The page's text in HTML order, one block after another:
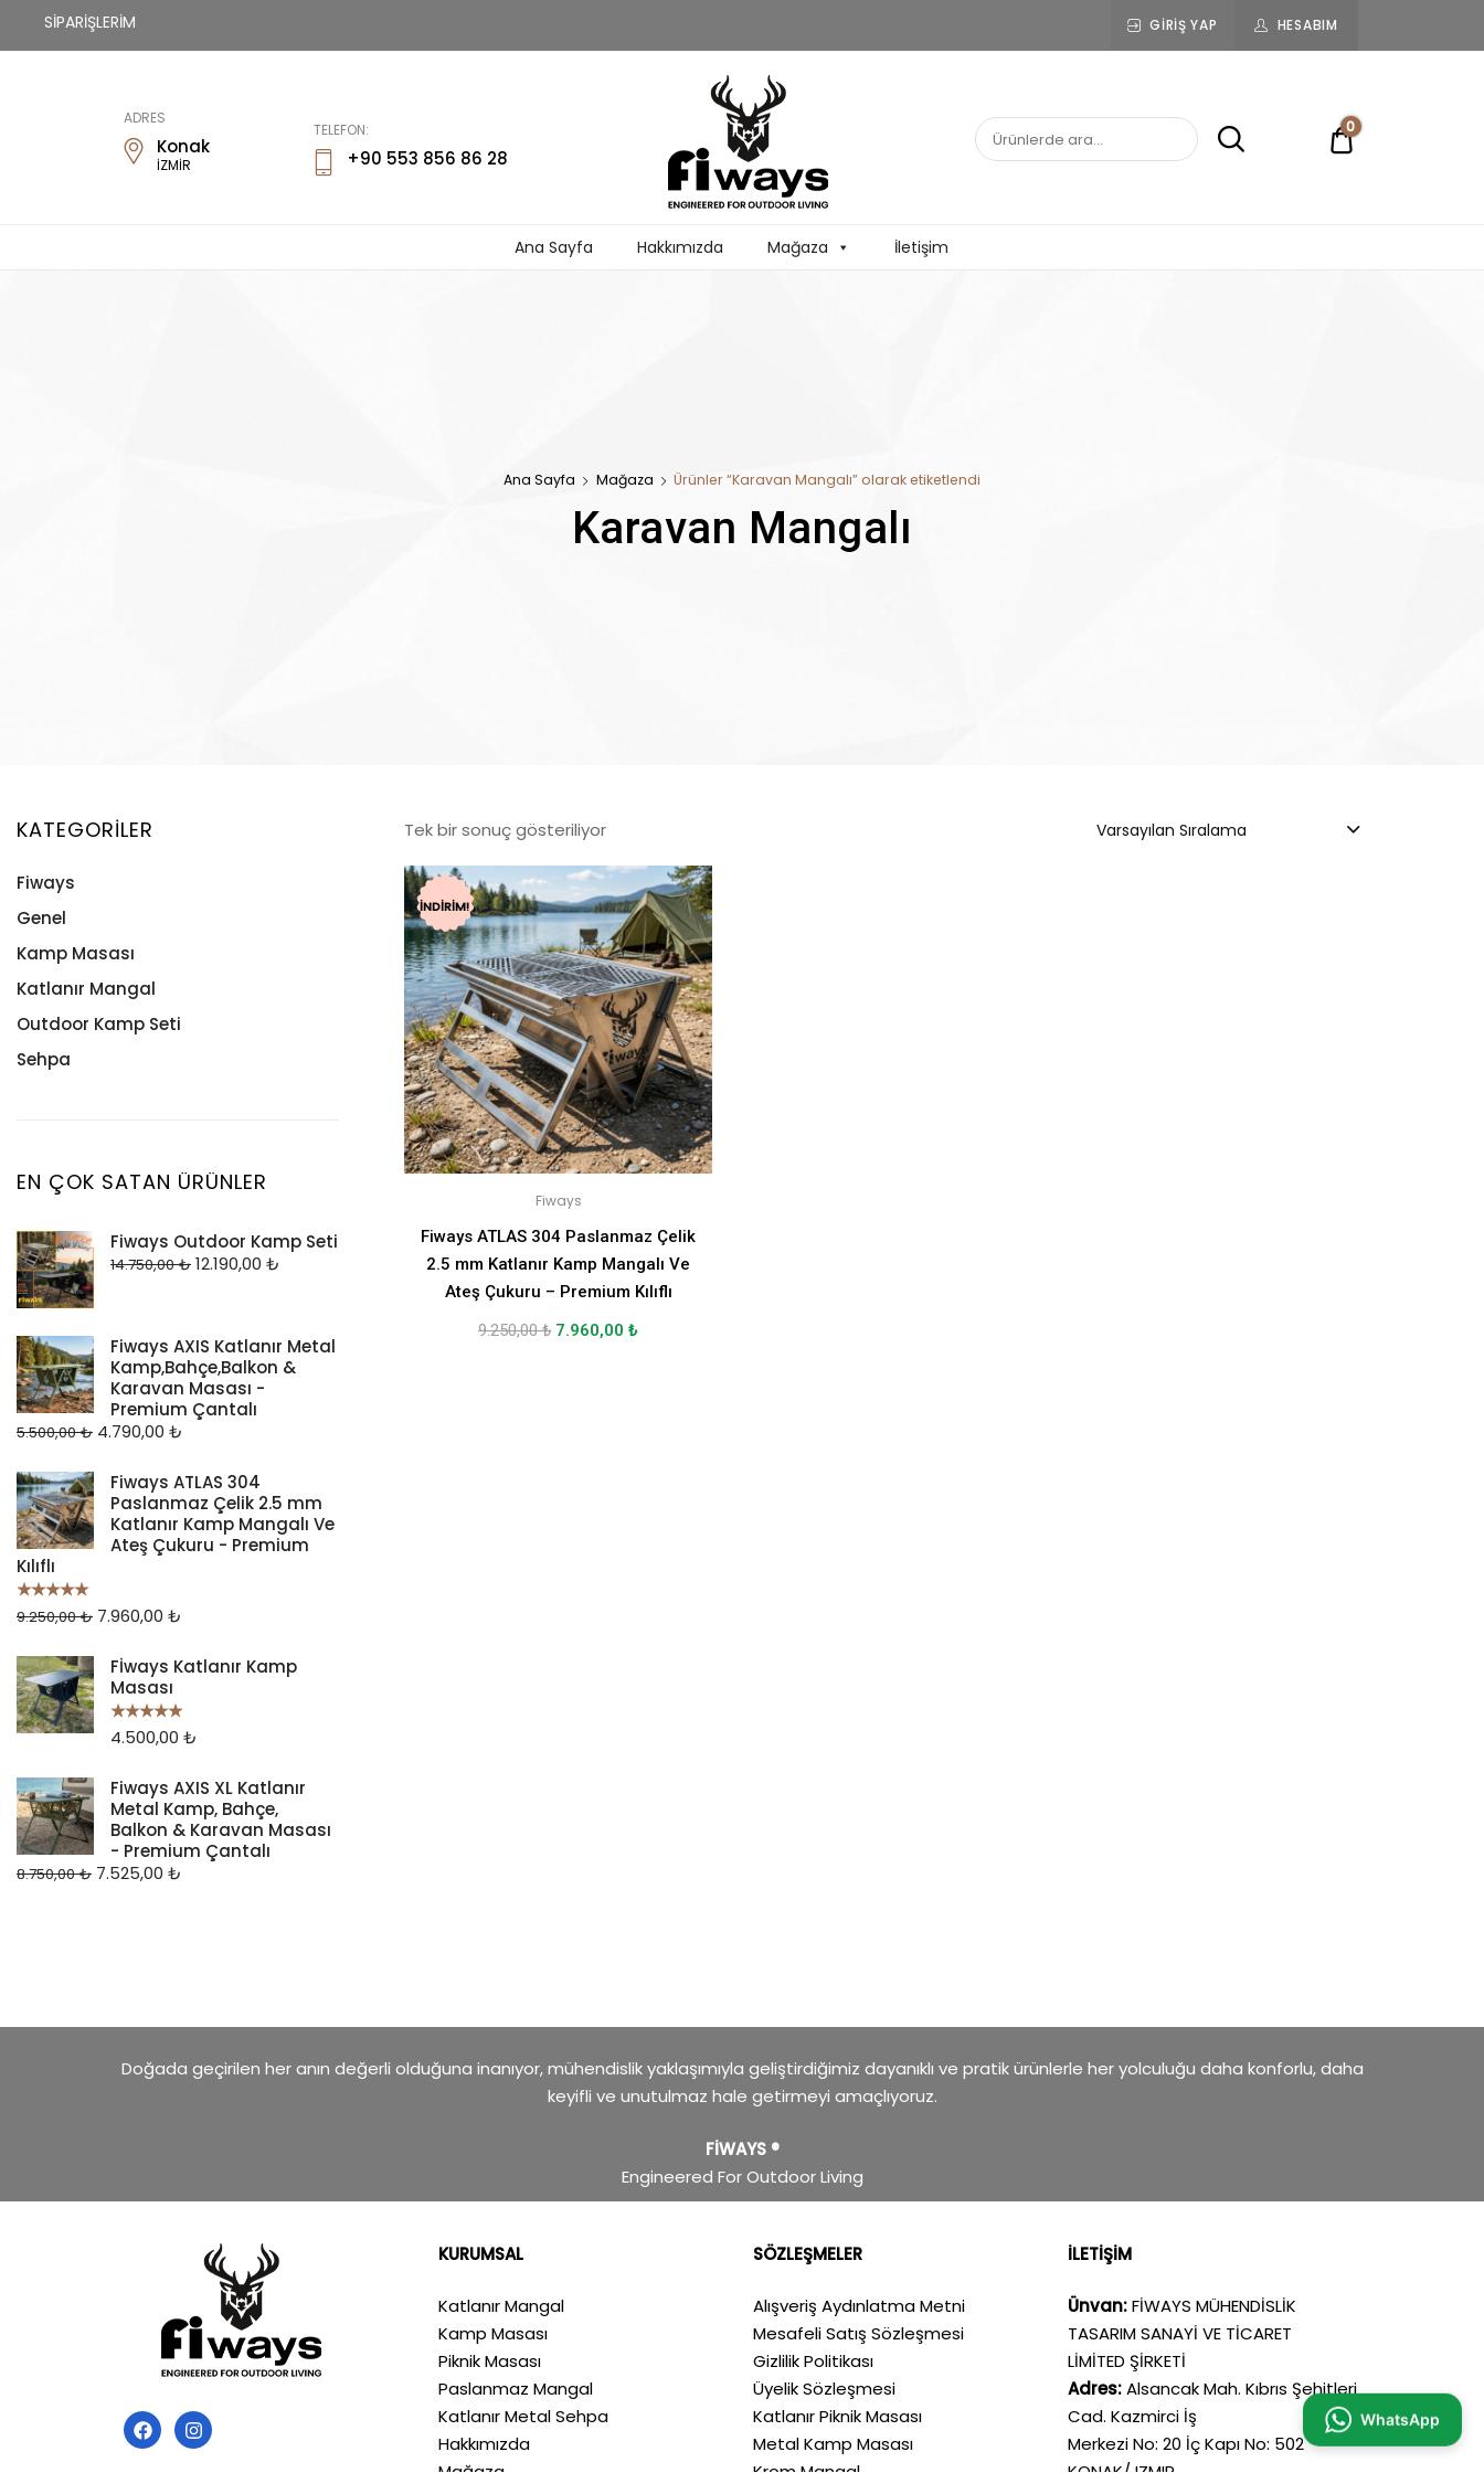
SİPARİŞLERİM GIRIŞ YAP HESABIM
ADRES
Konak
İZMİR
TELEFON:
+90 553 856 86 28
0,00 ₺
0
Ana Sayfa Hakkımızda Mağaza İletişim
Ana Sayfa Mağaza Ürünler “Karavan Mangalı” olarak etiketlendi
Karavan Mangalı
Tek bir sonuç gösteriliyor Varsayılan Sıralama
İNDIRIM!
Fiways
Fiways ATLAS 304 Paslanmaz Çelik
2.5 mm Katlanır Kamp Mangalı Ve
Ateş Çukuru – Premium Kılıflı
9.250,00₺ 7.960,00₺
KATEGORILER
Fiways
Genel
Kamp Masası
Katlanır Mangal
Outdoor Kamp Seti
Sehpa
EN ÇOK SATAN ÜRÜNLER
Fiways Outdoor Kamp Seti
14.750,00₺ 12.190,00 ₺
Fiways AXIS Katlanır Metal
Kamp,Bahçe,Balkon &
Karavan Masası -
Premium Çantalı
5.500,00₺ 4.790,00 ₺
Fiways ATLAS 304
Paslanmaz Çelik 2.5 mm
Katlanır Kamp Mangalı Ve
Ateş Çukuru - Premium
Kılıflı
5 üzerinden
9.250,00₺ 7.960,00 ₺
Fİways Katlanır Kamp
Masası
5 üzerinden
4.500,00 ₺
Fiways AXIS XL Katlanır
Metal Kamp, Bahçe,
Balkon & Karavan Masası
- Premium Çantalı
8.750,00₺ 7.525,00 ₺
Doğada geçirilen her anın değerli olduğuna inanıyor, mühendislik yaklaşımıyla geliştirdiğimiz dayanıklı ve pratik ürünlerle her yolculuğu daha konforlu, daha
keyifli ve unutulmaz hale getirmeyi amaçlıyoruz.
FİWAYS ®
Engineered For Outdoor Living
KURUMSAL
Katlanır Mangal
Kamp Masası
Piknik Masası
Paslanmaz Mangal
Katlanır Metal Sehpa
Hakkımızda
SÖZLEŞMELER
Alışveriş Aydınlatma Metni
Mesafeli Satış Sözleşmesi
Gizlilik Politikası
Üyelik Sözleşmesi
Katlanır Piknik Masası
Metal Kamp Masası
İLETİŞİM
Ünvan:FİWAYS MÜHENDİSLİK
TASARIM SANAYİ VE TİCARET
LİMİTED ŞİRKETİ
Adres:Alsancak Mah. Kıbrıs Şehitleri
Cad. Kazmirci İş
Merkezi No: 20 İç Kapı No: 502
WhatsApp